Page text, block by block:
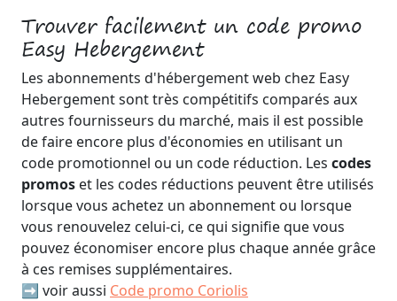
Trouver facilement un code promo
Easy Hebergement
Les abonnements d'hébergement web chez Easy
Hebergement sont très compétitifs comparés aux
autres fournisseurs du marché, mais il est possible
de faire encore plus d'économies en utilisant un
code promotionnel ou un code réduction. Les codes
promos et les codes réductions peuvent être utilisés
lorsque vous achetez un abonnement ou lorsque
vous renouvelez celui-ci, ce qui signifie que vous
pouvez économiser encore plus chaque année grâce
à ces remises supplémentaires.
➡️ voir aussi Code promo Coriolis